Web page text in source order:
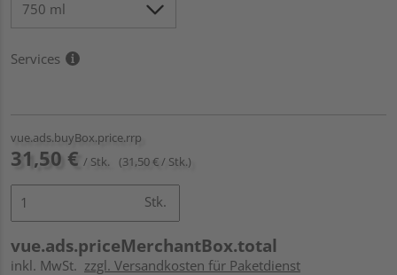
Services
vue.ads.buyBox.price.rrp
31,50 € / Stk. (31,50 € / Stk.)
Stk.
vue.ads.priceMerchantBox.total
inkl. MwSt. zzgl. Versandkosten für Paketdienst